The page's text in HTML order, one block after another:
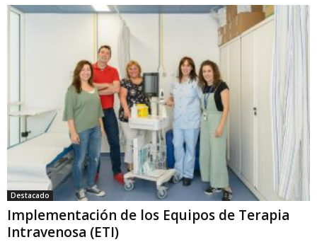
Destacado
Implementación de los Equipos de Terapia
Intravenosa (ETI)